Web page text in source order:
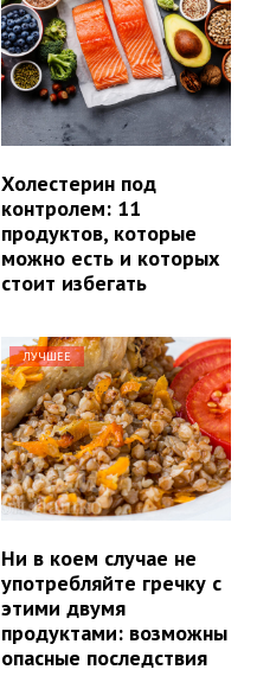
Холестерин под
контролем: 11
продуктов, которые
можно есть и которых
стоит избегать
ЛУЧШЕЕ
Ни в коем случае не
употребляйте гречку с
этими двумя
продуктами: возможны
опасные последствия